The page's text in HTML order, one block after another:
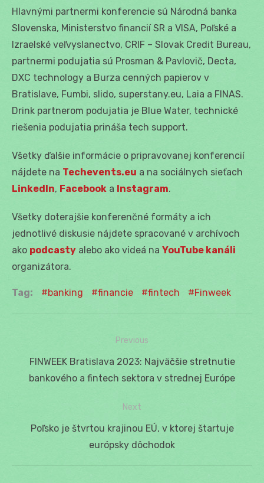
Hlavnými partnermi konferencie sú Národná banka
Slovenska, Ministerstvo financií SR a VISA, Poľské a
Izraelské veľvyslanectvo, CRIF – Slovak Credit Bureau,
partnermi podujatia sú Prosman & Pavlovič, Decta,
DXC technology a Burza cenných papierov v
Bratislave, Fumbi, slido, superstany.eu, Laia a FINAS.
Drink partnerom podujatia je Blue Water, technické
riešenia podujatia prináša tech support.
Všetky ďalšie informácie o pripravovanej konferencií
nájdete na Techevents.eu a na sociálnych sieťach
LinkedIn, Facebook a Instagram.
Všetky doterajšie konferenčné formáty a ich
jednotlivé diskusie nájdete spracované v archívoch
ako podcasty alebo ako videá na YouTube kanáli
organizátora.
Tag: banking financie fintech Finweek
Navigácia
Previous
Previous
post:
FINWEEK Bratislava 2023: Najväčšie stretnutie
bankového a fintech sektora v strednej Európe
Next
NextPoľsko je štvrtou krajinou EÚ, v ktorej štartuje
európsky dôchodok